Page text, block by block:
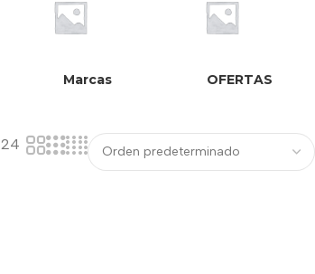
Marcas OFERTAS
24